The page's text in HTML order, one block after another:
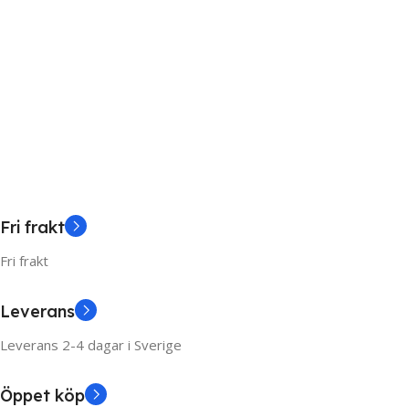
Fri frakt
Fri frakt
Leverans
Leverans 2-4 dagar i Sverige
Öppet köp